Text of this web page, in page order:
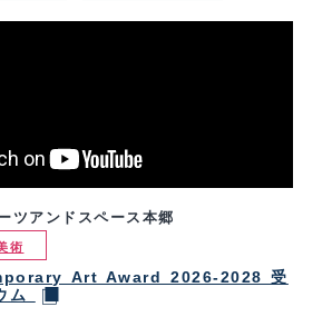
ツアンドスペース本郷
術
Art Award 2026-2028 受
ム